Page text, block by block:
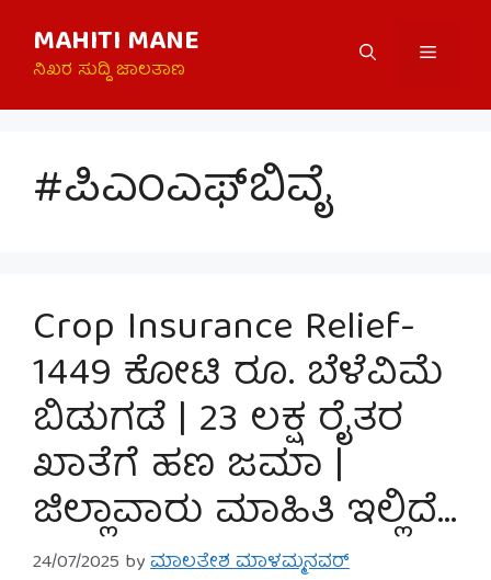
content
MAHITI MANE
ನಿಖರ ಸುದ್ದಿ ಜಾಲತಾಣ
Menu
#ಪಿಎಂಎಫ್‌ಬಿವೈ
Crop Insurance Relief-
1449 ಕೋಟಿ ರೂ. ಬೆಳೆವಿಮೆ
ಬಿಡುಗಡೆ | 23 ಲಕ್ಷ ರೈತರ
ಖಾತೆಗೆ ಹಣ ಜಮಾ |
ಜಿಲ್ಲಾವಾರು ಮಾಹಿತಿ ಇಲ್ಲಿದೆ…
24/07/2025 byಮಾಲತೇಶ ಮಾಳಮ್ಮನವರ್